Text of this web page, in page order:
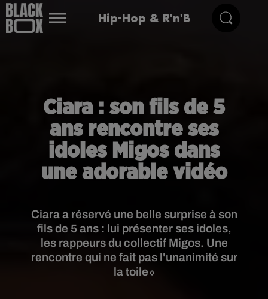
Hip-Hop & R'n'B
Ciara : son fils de 5
ans rencontre ses
idoles Migos dans
une adorable vidéo
Ciara a réservé une belle surprise à son
fils de 5 ans : lui présenter ses idoles,
les rappeurs du collectif Migos. Une
rencontre qui ne fait pas l'unanimité sur
la toile⬦